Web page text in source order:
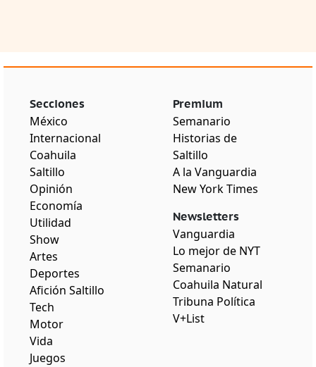
Secciones
México
Internacional
Coahuila
Saltillo
Opinión
Economía
Utilidad
Show
Artes
Deportes
Afición Saltillo
Tech
Motor
Vida
Juegos
Premium
Semanario
Historias de
Saltillo
A la Vanguardia
New York Times
Newsletters
Vanguardia
Lo mejor de NYT
Semanario
Coahuila Natural
Tribuna Política
V+List